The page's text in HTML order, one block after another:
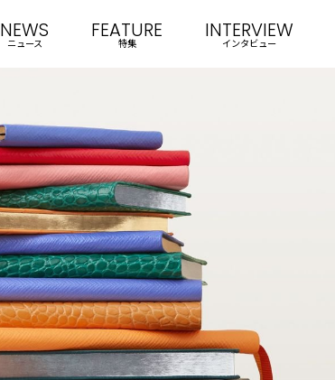
NEWS
ニュース
FEATURE
特集
INTERVIEW
インタビュー